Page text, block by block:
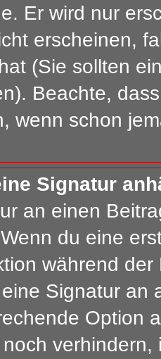
Er wird nur
erscheinen,
(Sie sollten
Beachte,
wenn schon
Signatur
an einen
du eine
während
Signatur an
Option